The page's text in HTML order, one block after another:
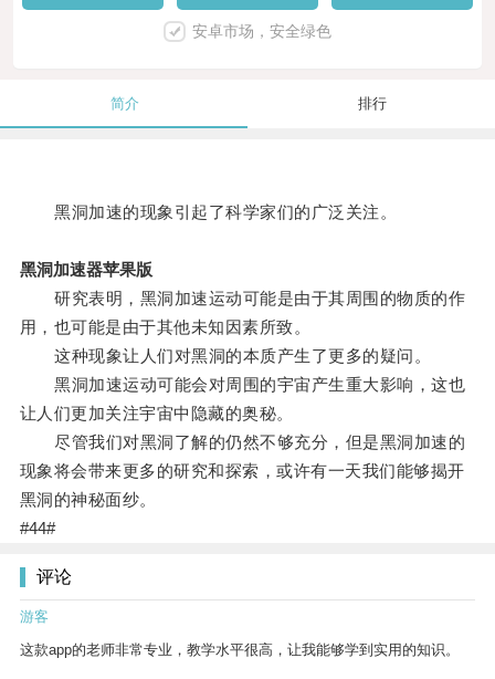
安卓市场，安全绿色
简介 排行
黑洞加速的现象引起了科学家们的广泛关注。
黑洞加速器苹果版
研究表明，黑洞加速运动可能是由于其周围的物质的作
用，也可能是由于其他未知因素所致。
这种现象让人们对黑洞的本质产生了更多的疑问。
黑洞加速运动可能会对周围的宇宙产生重大影响，这也
让人们更加关注宇宙中隐藏的奥秘。
尽管我们对黑洞了解的仍然不够充分，但是黑洞加速的
现象将会带来更多的研究和探索，或许有一天我们能够揭开
黑洞的神秘面纱。
#44#
评论
游客
这款app的老师非常专业，教学水平很高，让我能够学到实用的知识。